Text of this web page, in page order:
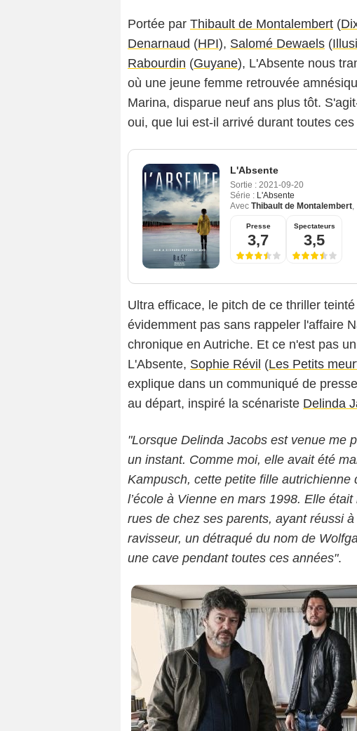
Portée par Thibault de Montalembert (
Denarnaud (HPI), Salomé Dewaels (
Rabourdin (Guyane), L'Absente nous
où une jeune femme retrouvée
Marina, disparue neuf ans plus tôt.
oui, que lui est-il arrivé durant toutes
L'Absente
Sortie : 2021-09-20
Série : L'Absente
Avec Thibault de Montalembert,
Presse
3,7
Spectateurs
3,5
Ultra efficace, le pitch de ce thriller
évidemment pas sans rappeler l'affaire
chronique en Autriche. Et ce n'est pas
L'Absente, Sophie Révil (Les Petits
explique dans un communiqué de
au départ, inspiré la scénariste Delinda
"Lorsque Delinda Jacobs est venue me
un instant. Comme moi, elle avait été
Kampusch, cette petite fille
l’école à Vienne en mars 1998. Elle
rues de chez ses parents, ayant réussi
ravisseur, un détraqué du nom de
une cave pendant toutes ces années".
Sarah ALCALAY